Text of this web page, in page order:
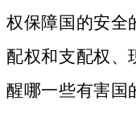
权保障国的安全
配权和支配权、
醒哪一些有害国